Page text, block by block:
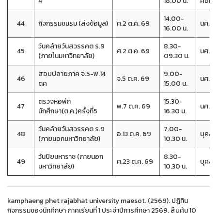
44 กิจกรรมชมรม (ส่งข้อมูล) ศ.2 ต.ค. 69
14.00-
16.00 น.
นศ.(
45
วันคล้ายวันสวรรคต ร.9
(ภายในมหาวิทยาลัย)
ศ.2 ต.ค. 69
8.30-
09.30 น.
นศ.(
46
สอบปลายภาค จ.5-พ.14
ตค
จ.5 ต.ค. 69
9.00-
15.00 น.
นศ.(
47
ตรวจหอพัก
นักศึกษา(ต.ค.)ครั้งที่5
พ.7 ต.ค. 69
15.30-
16.30 น.
นศ.ห
48
วันคล้ายวันสวรรคต ร.9
(ภายนอกมหาวิทยาลัย)
อ.13 ต.ค. 69
7.00-
10.30 น.
บุคล
49
วันปิยมหาราช (ภายนอก
มหาวิทยาลัย)
ศ.23 ต.ค. 69
8.30-
10.30 น.
บุคล
kamphaeng phet rajabhat university maesot. (2569). ปฏิทิน
กิจกรรมของนักศึกษา ภาคเรียนที่ 1 ประจำปีการศึกษา 2569. สืบค้น 10